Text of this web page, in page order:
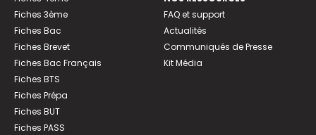
Fiches 3ème
Fiches Bac
Fiches Brevet
Fiches Bac Français
Fiches BTS
Fiches Prépa
Fiches BUT
Fiches PASS
FAQ et support
Actualités
Communiqués de Presse
Kit Média